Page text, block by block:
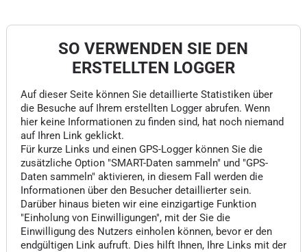
SO VERWENDEN SIE DEN
ERSTELLTEN LOGGER
Auf dieser Seite können Sie detaillierte Statistiken über
die Besuche auf Ihrem erstellten Logger abrufen. Wenn
hier keine Informationen zu finden sind, hat noch niemand
auf Ihren Link geklickt.
Für kurze Links und einen GPS-Logger können Sie die
zusätzliche Option "SMART-Daten sammeln" und "GPS-
Daten sammeln" aktivieren, in diesem Fall werden die
Informationen über den Besucher detaillierter sein.
Darüber hinaus bieten wir eine einzigartige Funktion
"Einholung von Einwilligungen", mit der Sie die
Einwilligung des Nutzers einholen können, bevor er den
endgültigen Link aufruft. Dies hilft Ihnen, Ihre Links mit der